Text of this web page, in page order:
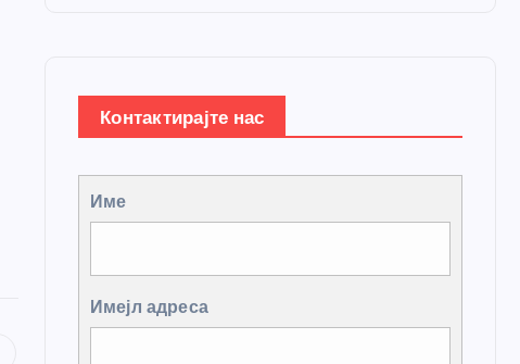
Контактирајте нас
Име
Имејл адреса